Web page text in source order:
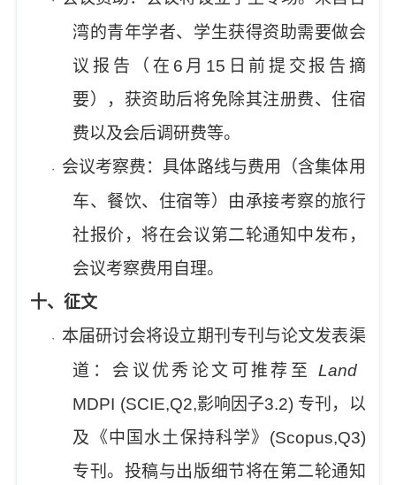
湾的青年学者、学生获得资助需要做会
议报告（在 6 月 15 日前提交报告摘
要），获资助后将免除其注册费、住宿
费以及会后调研费等。
·
会议考察费：具体路线与费用（含集体用
车、餐饮、住宿等）由承接考察的旅行
社报价，将在会议第二轮通知中发布，
会议考察费用自理。
十、征文
·
本届研讨会将设立期刊专刊与论文发表渠
道：会议优秀论文可推荐至
Land
MDPI (SCIE,Q2,影响因子3.2) 专刊，以
及《中国水土保持科学》 (Scopus,Q3)
专刊。投稿与出版细节将在第二轮通知